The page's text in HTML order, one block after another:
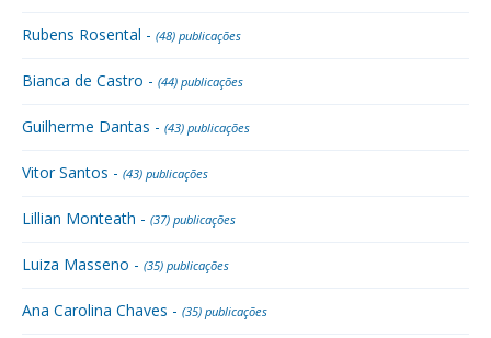
Rubens Rosental - (48) publicações
Bianca de Castro - (44) publicações
Guilherme Dantas - (43) publicações
Vitor Santos - (43) publicações
Lillian Monteath - (37) publicações
Luiza Masseno - (35) publicações
Ana Carolina Chaves - (35) publicações